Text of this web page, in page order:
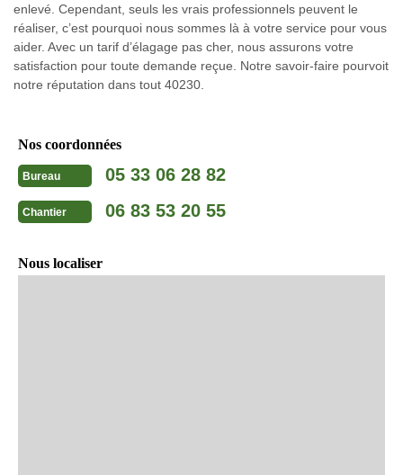
enlevé. Cependant, seuls les vrais professionnels peuvent le
réaliser, c’est pourquoi nous sommes là à votre service pour vous
aider. Avec un tarif d’élagage pas cher, nous assurons votre
satisfaction pour toute demande reçue. Notre savoir-faire pourvoit
notre réputation dans tout 40230.
Nos coordonnées
Bureau 05 33 06 28 82
Chantier 06 83 53 20 55
Nous localiser